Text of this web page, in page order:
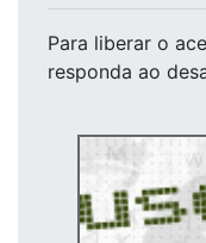
Para liberar o
responda ao